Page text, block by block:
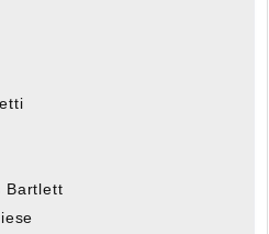
Bartlett